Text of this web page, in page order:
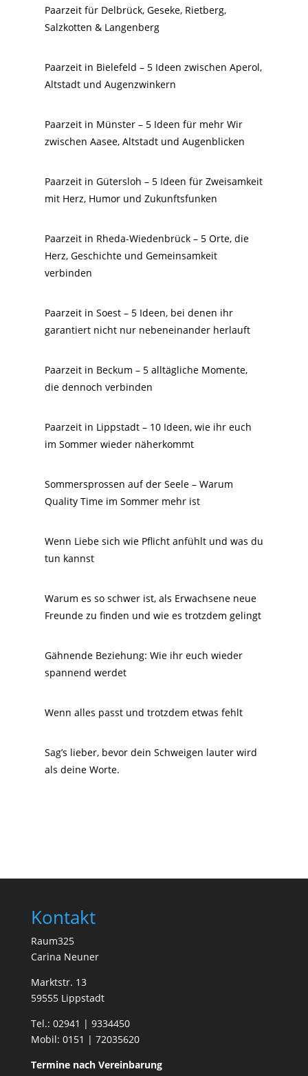
Paarzeit für Delbrück, Geseke, Rietberg,
Salzkotten & Langenberg
Paarzeit in Bielefeld – 5 Ideen zwischen Aperol,
Altstadt und Augenzwinkern
Paarzeit in Münster – 5 Ideen für mehr Wir
zwischen Aasee, Altstadt und Augenblicken
Paarzeit in Gütersloh – 5 Ideen für Zweisamkeit
mit Herz, Humor und Zukunftsfunken
Paarzeit in Rheda-Wiedenbrück – 5 Orte, die
Herz, Geschichte und Gemeinsamkeit
verbinden
Paarzeit in Soest – 5 Ideen, bei denen ihr
garantiert nicht nur nebeneinander herlauft
Paarzeit in Beckum – 5 alltägliche Momente,
die dennoch verbinden
Paarzeit in Lippstadt – 10 Ideen, wie ihr euch
im Sommer wieder näherkommt
Sommersprossen auf der Seele – Warum
Quality Time im Sommer mehr ist
Wenn Liebe sich wie Pflicht anfühlt und was du
tun kannst
Warum es so schwer ist, als Erwachsene neue
Freunde zu finden und wie es trotzdem gelingt
Gähnende Beziehung: Wie ihr euch wieder
spannend werdet
Wenn alles passt und trotzdem etwas fehlt
Sag’s lieber, bevor dein Schweigen lauter wird
als deine Worte.
Kontakt
Raum325
Carina Neuner
Marktstr. 13
59555 Lippstadt
Tel.: 02941 | 9334450
Mobil: 0151 | 72035620
Termine nach Vereinbarung